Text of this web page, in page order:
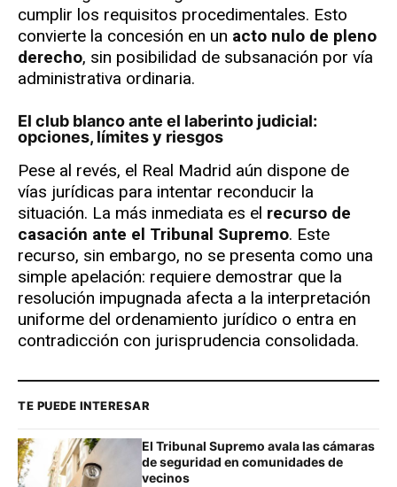
cumplir los requisitos procedimentales. Esto
convierte la concesión en un acto nulo de pleno
derecho, sin posibilidad de subsanación por vía
administrativa ordinaria.
El club blanco ante el laberinto judicial:
opciones, límites y riesgos
Pese al revés, el Real Madrid aún dispone de
vías jurídicas para intentar reconducir la
situación. La más inmediata es el recurso de
casación ante el Tribunal Supremo. Este
recurso, sin embargo, no se presenta como una
simple apelación: requiere demostrar que la
resolución impugnada afecta a la interpretación
uniforme del ordenamiento jurídico o entra en
contradicción con jurisprudencia consolidada.
TE PUEDE INTERESAR
El Tribunal Supremo avala las cámaras
de seguridad en comunidades de
vecinos